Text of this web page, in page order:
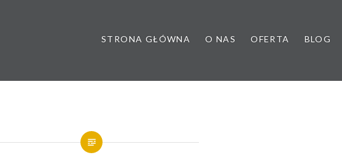
dietetyczna, dietetyk dziecięcy
STRONA GŁÓWNA O NAS OFERTA BLOG